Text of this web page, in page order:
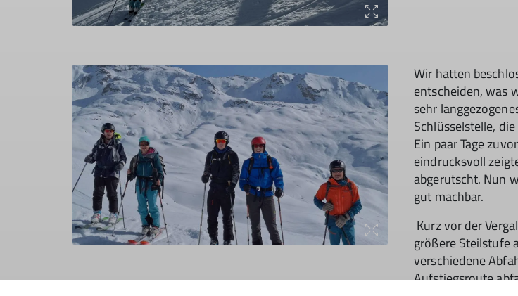
Wir hatten
entscheiden, was
sehr
Schlüsselstelle,
Ein paar Tage
eindrucksvoll
abgerutscht. Nun
gut machbar.
Kurz vor der
größere Steilstufe
verschiedene
Aufstiegsroute